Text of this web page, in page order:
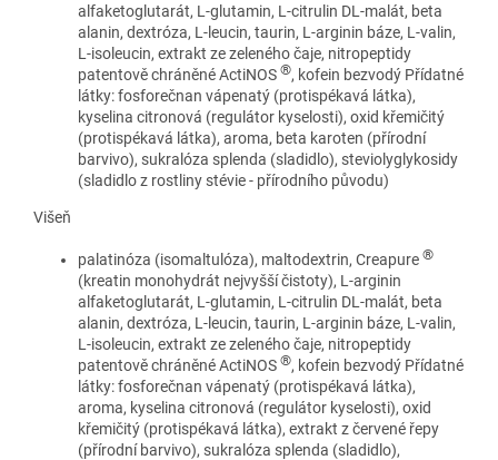
alfaketoglutarát, L-glutamin, L-citrulin DL-malát, beta
alanin, dextróza, L-leucin, taurin, L-arginin báze, L-valin,
L-isoleucin, extrakt ze zeleného čaje, nitropeptidy
patentově chráněné ActiNOS ®, kofein bezvodý Přídatné
látky: fosforečnan vápenatý (protispékavá látka),
kyselina citronová (regulátor kyselosti), oxid křemičitý
(protispékavá látka), aroma, beta karoten (přírodní
barvivo), sukralóza splenda (sladidlo), steviolyglykosidy
(sladidlo z rostliny stévie - přírodního původu)
Višeň
palatinóza (isomaltulóza), maltodextrin, Creapure ®
(kreatin monohydrát nejvyšší čistoty), L-arginin
alfaketoglutarát, L-glutamin, L-citrulin DL-malát, beta
alanin, dextróza, L-leucin, taurin, L-arginin báze, L-valin,
L-isoleucin, extrakt ze zeleného čaje, nitropeptidy
patentově chráněné ActiNOS ®, kofein bezvodý Přídatné
látky: fosforečnan vápenatý (protispékavá látka),
aroma, kyselina citronová (regulátor kyselosti), oxid
křemičitý (protispékavá látka), extrakt z červené řepy
(přírodní barvivo), sukralóza splenda (sladidlo),